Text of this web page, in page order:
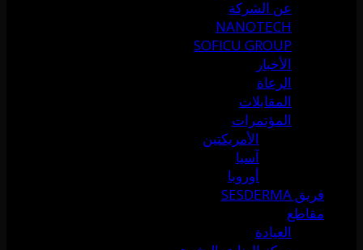
عن الشركة
NANOTECH
SOFICU GROUP
الأخبار
الرعاة
المقابلات
المؤتمرات
الأمريكتين
آسيا
أوروبا
فريق SESDERMA
مقاطع
العيادة